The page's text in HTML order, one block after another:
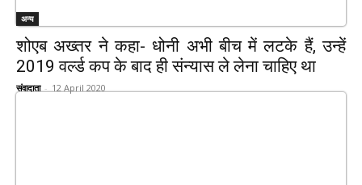
अन्य
शोएब अख्तर ने कहा- धोनी अभी बीच में लटके हैं, उन्हें
2019 वर्ल्ड कप के बाद ही संन्यास ले लेना चाहिए था
संवादाता - 12 April 2020